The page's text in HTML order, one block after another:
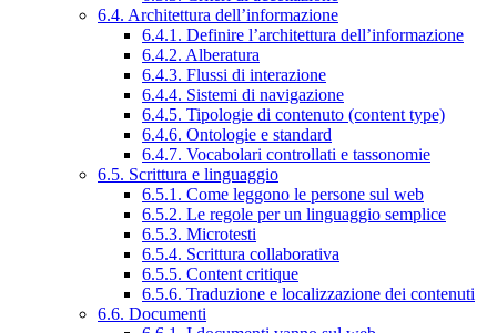
6.4. Architettura dell’informazione
6.4.1. Definire l’architettura dell’informazione
6.4.2. Alberatura
6.4.3. Flussi di interazione
6.4.4. Sistemi di navigazione
6.4.5. Tipologie di contenuto (content type)
6.4.6. Ontologie e standard
6.4.7. Vocabolari controllati e tassonomie
6.5. Scrittura e linguaggio
6.5.1. Come leggono le persone sul web
6.5.2. Le regole per un linguaggio semplice
6.5.3. Microtesti
6.5.4. Scrittura collaborativa
6.5.5. Content critique
6.5.6. Traduzione e localizzazione dei contenuti
6.6. Documenti